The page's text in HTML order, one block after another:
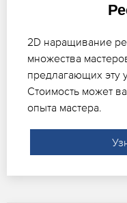
2D наращивание
множества
предлагающих эту
Стоимость может
опыта мастера.